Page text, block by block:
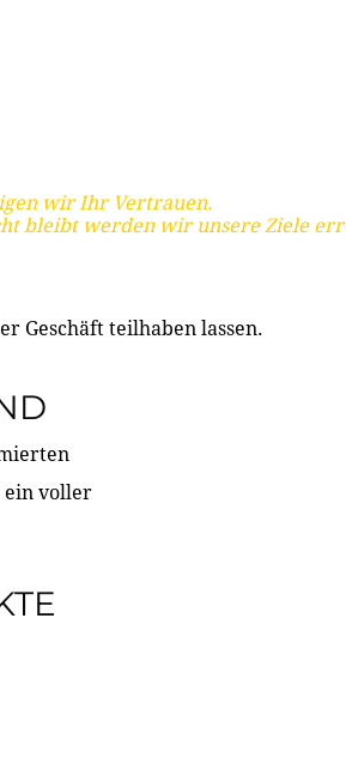
wir Ihr Vertrauen.
bleibt werden wir unsere Ziele
Geschäft teilhaben lassen.
ein voller